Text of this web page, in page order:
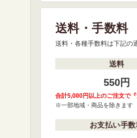
送料・手数料
送料・各種手数料は下記の
送料
550円
合計5,000円以上のご注文で『
※一部地域・商品を除きます
お支払い手